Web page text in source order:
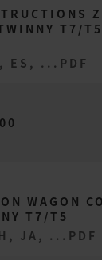
T7/
ES, ... PDF
WAGON
T7/T5
JA, ... PDF